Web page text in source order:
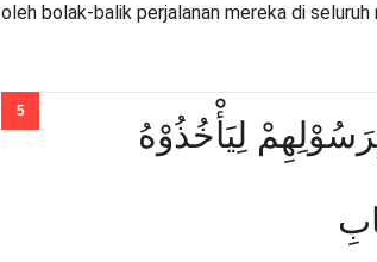
oleh bolak-balik perjalanan mereka di seluruh
لِيَأْخُذُوْهُ